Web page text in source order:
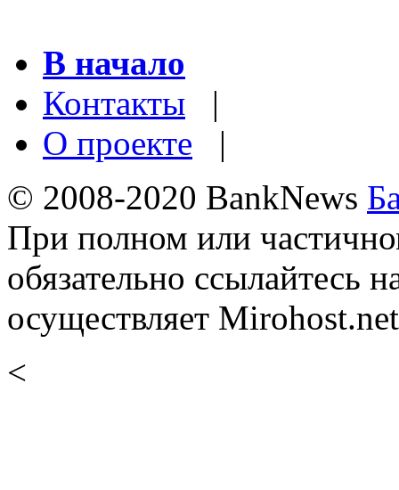
В начало
Контакты |
О проекте |
© 2008-2020 BankNews
При полном или
обязательно ссылайтесь
осуществляет
<